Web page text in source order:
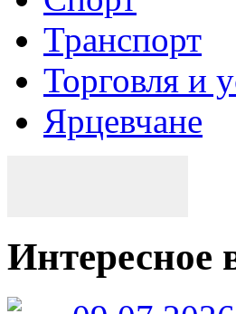
Транспорт
Торговля и
Ярцевчане
Интересное